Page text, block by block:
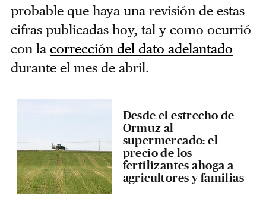
probable que haya una revisión de estas
cifras publicadas hoy, tal y como ocurrió
con la corrección del dato adelantado
durante el mes de abril.
Desde el estrecho de
Ormuz al
supermercado: el
precio de los
fertilizantes ahoga a
agricultores y familias